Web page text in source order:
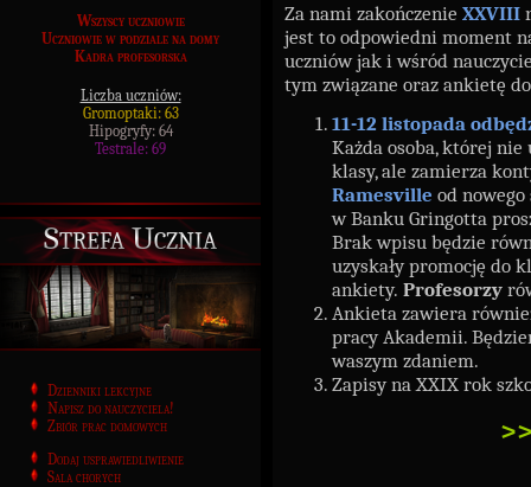
Wszyscy uczniowie
Uczniowie w podziale na domy
Kadra profesorska
Liczba uczniów:
Gromoptaki: 63
Hipogryfy: 64
Testrale: 69
Strefa Ucznia
Dzienniki lekcyjne
Napisz do nauczyciela!
Zbiór prac domowych
Dodaj usprawiedliwienie
Sala chorych
Za nami zakończenie XXVIII
jest to odpowiedni moment
uczniów jak i wśród
tym związane oraz ankietę
11-12 listopada
Każda osoba, której nie
klasy, ale zamierza
Ramesville od
w Banku Gringotta
Brak wpisu będzie
uzyskały promocję do
ankiety. Profesorzy
Ankieta zawiera
pracy Akademii.
waszym zdaniem.
Zapisy na XXIX rok